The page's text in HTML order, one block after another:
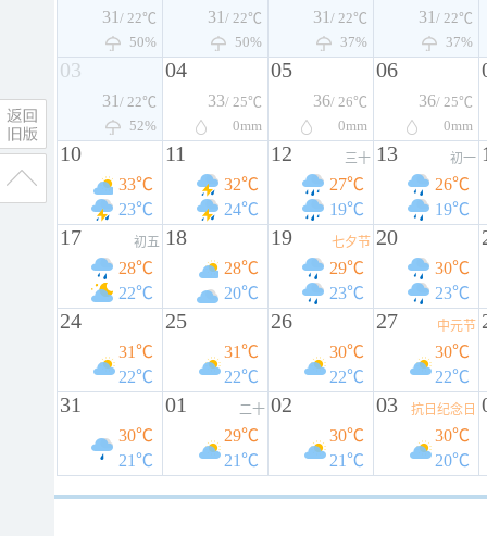
31 / 22℃
50%
31 / 22℃
50%
31 / 22℃
37%
31 / 22℃
37%
03
31 / 22℃
52%
04
33/ 25℃
0mm
05
36/ 26℃
0mm
06
36/ 25℃
0mm
10
33℃
23℃
11
32℃
24℃
12 三十
27℃
19℃
13 初一
26℃
19℃
17 初五
28℃
22℃
18
28℃
20℃
19 七夕节
29℃
23℃
20
30℃
23℃
24
31℃
22℃
25
31℃
22℃
26
30℃
22℃
27 中元节
30℃
22℃
31
30℃
21℃
01 二十
29℃
21℃
02
30℃
21℃
03 抗日纪念日
30℃
20℃